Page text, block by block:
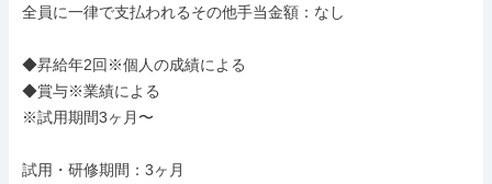
全員に一律で支払われるその他手当金額：なし
◆昇給年2回※個人の成績による
◆賞与※業績による
※試用期間3ヶ月〜
試用・研修期間：3ヶ月